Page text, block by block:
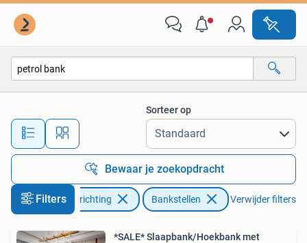
Alle afstanden…
Sorteer op
Bewaar je zoekopdracht
Filters
Huis en Inrichting Bankstellen Verwijder filters
*SALE* Slaapbank/Hoekbank met